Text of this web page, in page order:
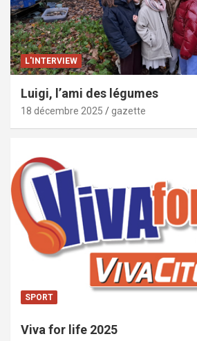
L'INTERVIEW
Luigi, l’ami des légumes
18 décembre 2025 gazette
SPORT
Viva for life 2025